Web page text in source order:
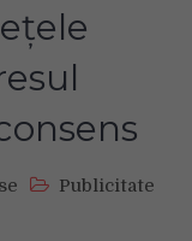
Publicitate